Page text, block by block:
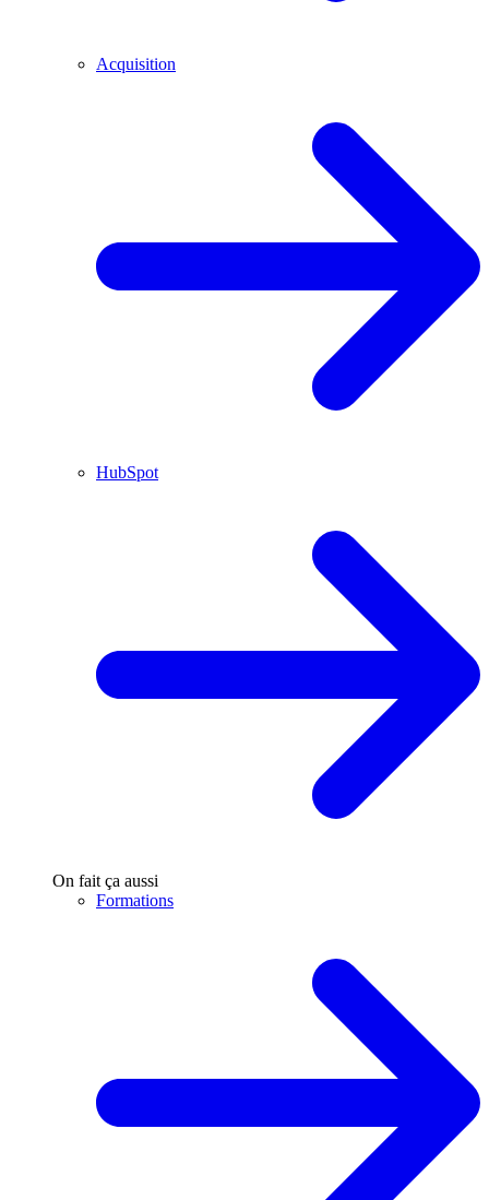
Acquisition
HubSpot
On fait ça aussi
Formations